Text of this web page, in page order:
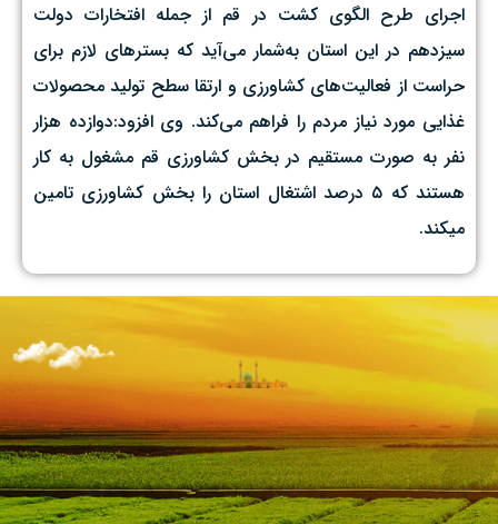
اجرای طرح الگوی کشت در قم از جمله افتخارات دولت
سیزدهم در این استان به‌شمار می‌آید که بسترهای لازم برای
حراست از فعالیت‌های کشاورزی و ارتقا سطح تولید محصولات
غذایی مورد نیاز مردم را فراهم می‌کند. وی افزود:دوازده هزار
نفر به صورت مستقیم در بخش کشاورزی قم مشغول به کار
هستند که ۵ درصد اشتغال استان را بخش کشاورزی تامین
میکند.